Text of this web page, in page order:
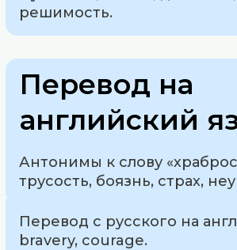
решимость.
Перевод на
английский
Антонимы к слову
трусость, боязнь, страх,
Перевод с русского на
bravery, courage.